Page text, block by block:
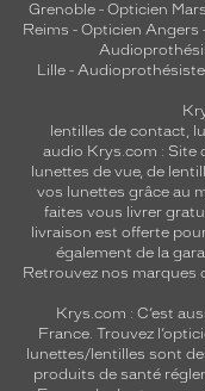
Grenoble - Opticien
Reims - Opticien Angers
Lille-
lentilles de contact,
audio Krys.com : Site
lunettes de vue, de
vos lunettes grâce au
faites vous livrer
livraison est offerte
également de la
Retrouvez nos marques
Krys.com : C’est
France. Trouvez
lunettes/lentilles sont
produits de santé